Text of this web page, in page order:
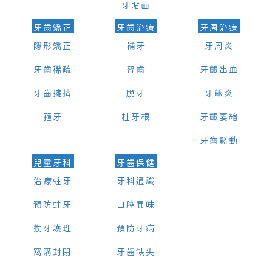
牙貼面
牙齒矯正
隱形矯正
牙齒稀疏
牙齒擁擠
箍牙
牙齒治療
補牙
智齒
脫牙
杜牙根
牙周治療
牙周炎
牙齦出血
牙齦炎
牙齦萎縮
牙齒鬆動
兒童牙科
治療蛀牙
預防蛀牙
換牙護理
窩溝封閉
牙齒保健
牙科通識
口腔異味
預防牙病
牙齒缺失